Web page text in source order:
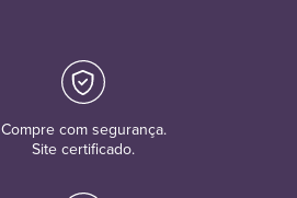
Compre com segurança.
Site certificado.